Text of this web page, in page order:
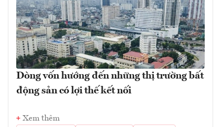
Dòng vốn hướng đến những thị trường bất
động sản có lợi thế kết nối
Xem thêm